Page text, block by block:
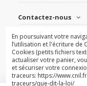
Contactez-nous
Suivez-nous
Newsletter
En poursuivant votre
l’utilisation et l'écriture de
Cookies (petits fichiers
actualiser votre panier,
et sécuriser votre
traceurs: https://
traceurs/que-dit-la-loi/